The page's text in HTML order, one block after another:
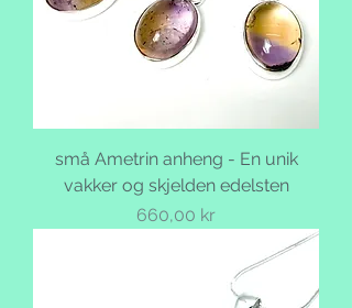
små Ametrin anheng - En unik
vakker og skjelden edelsten
Pris
660,00 kr